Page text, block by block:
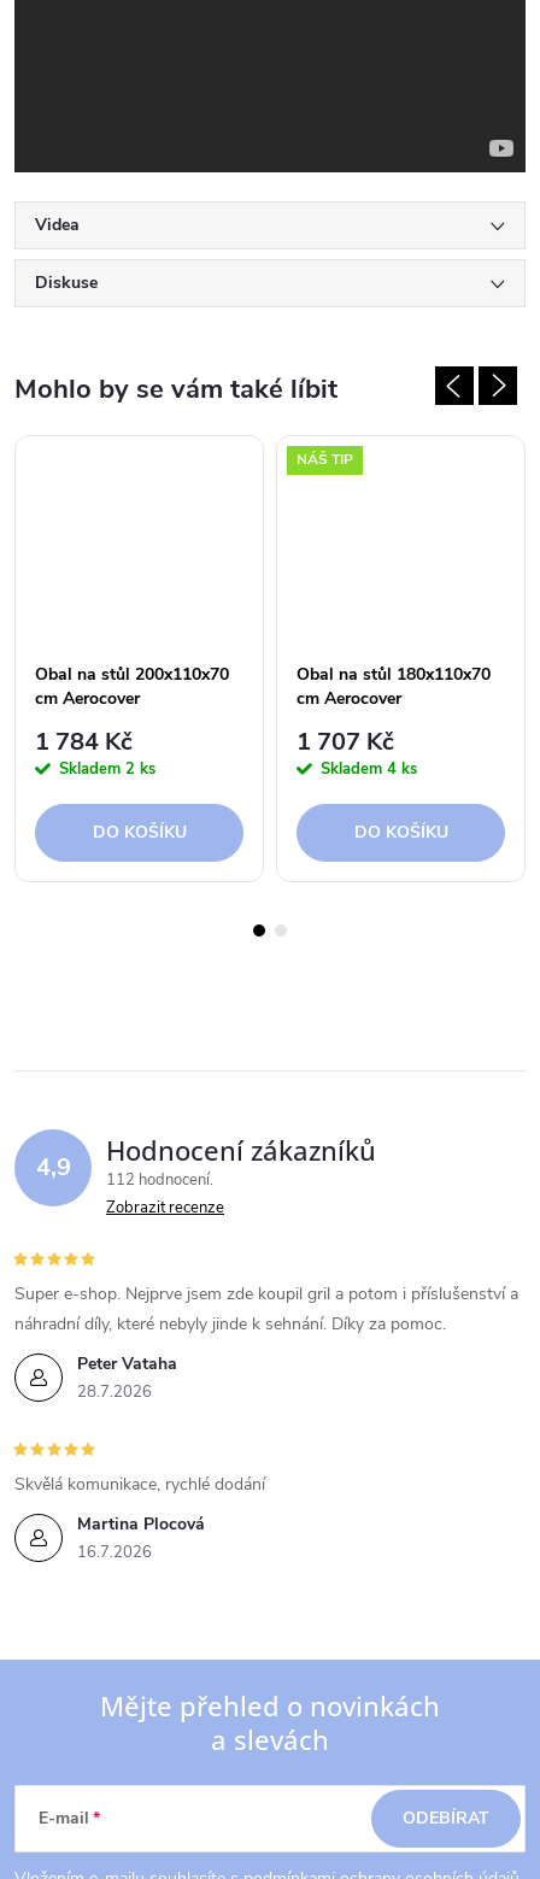
Videa
Diskuse
Obal na stůl 200x110x70
cm Aerocover
1 784 Kč
Skladem 2 ks
DO KOŠÍKU
NÁŠ TIP
Obal na stůl 180x110x70
cm Aerocover
1 707 Kč
Skladem 4 ks
DO KOŠÍKU
4,9 Hodnocení zákazníků
112 hodnocení
Zobrazit recenze
Peter Vataha
28.7.2026
Super e-shop. Nejprve jsem zde koupil gril a potom i příslušenství a
náhradní díly, které nebyly jinde k sehnání. Díky za pomoc.
Martina Plocová
16.7.2026
Skvělá komunikace, rychlé dodání
Mějte přehled o novinkách
a slevách
E-mail ODEBÍRAT